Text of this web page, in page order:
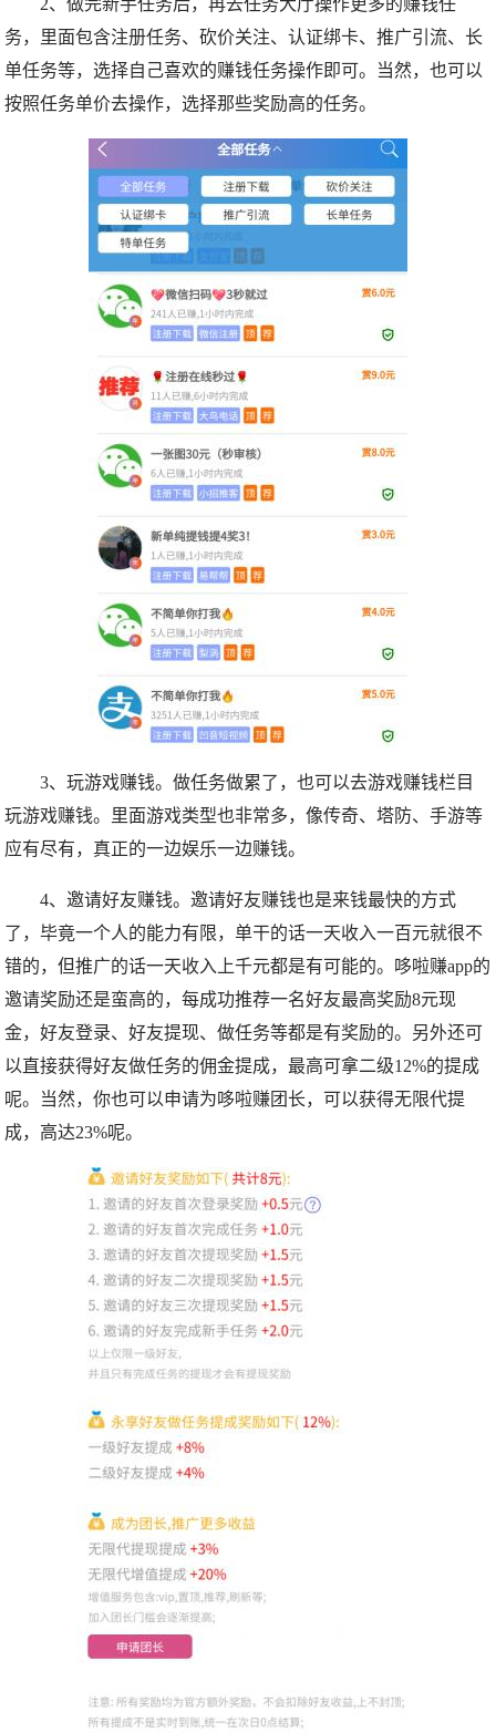
2、做完新手任务后，再去任务大厅操作更多的赚钱任
务，里面包含注册任务、砍价关注、认证绑卡、推广引流、长
单任务等，选择自己喜欢的赚钱任务操作即可。当然，也可以
按照任务单价去操作，选择那些奖励高的任务。
3、玩游戏赚钱。做任务做累了，也可以去游戏赚钱栏目
玩游戏赚钱。里面游戏类型也非常多，像传奇、塔防、手游等
应有尽有，真正的一边娱乐一边赚钱。
4、邀请好友赚钱。邀请好友赚钱也是来钱最快的方式
了，毕竟一个人的能力有限，单干的话一天收入一百元就很不
错的，但推广的话一天收入上千元都是有可能的。哆啦赚app的
邀请奖励还是蛮高的，每成功推荐一名好友最高奖励8元现
金，好友登录、好友提现、做任务等都是有奖励的。另外还可
以直接获得好友做任务的佣金提成，最高可拿二级12%的提成
呢。当然，你也可以申请为哆啦赚团长，可以获得无限代提
成，高达23%呢。